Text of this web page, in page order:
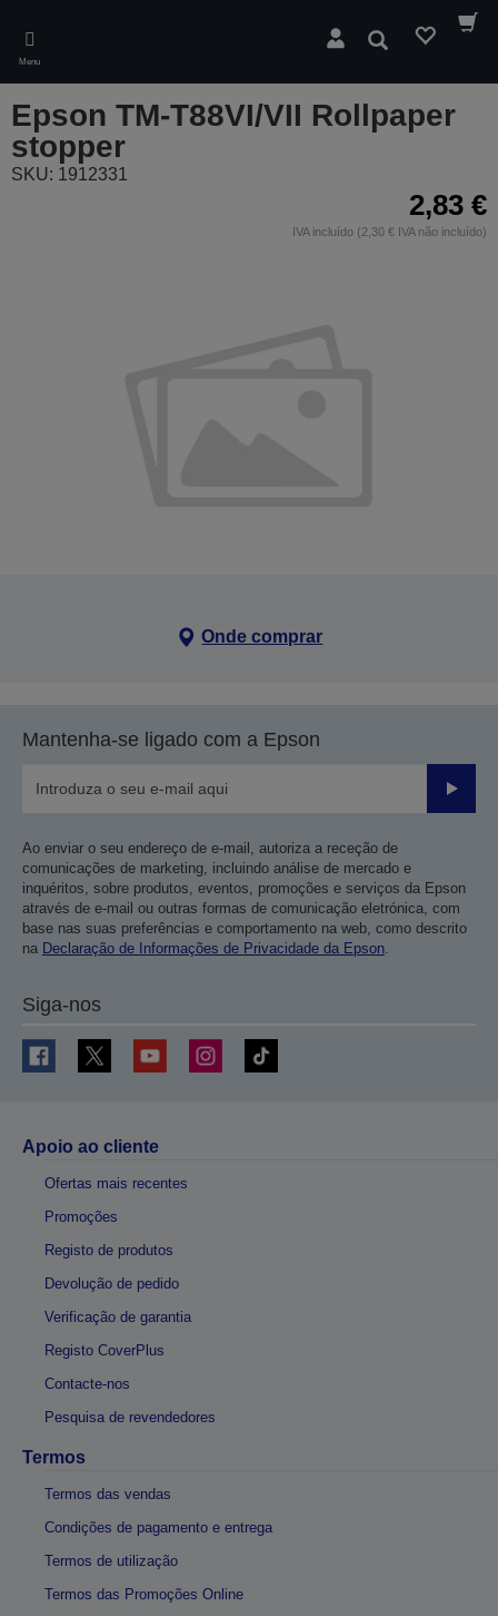
main
content
Menu
Pesquisar
Epson TM-T88VI/VII Rollpaper
stopper
SKU: 1912331
2,83 €
IVA incluído (2,30 € IVA não incluído)
Onde comprar
Mantenha-se ligado com a Epson
Enviar
Ao enviar o seu endereço de e-mail, autoriza a receção de
comunicações de marketing, incluindo análise de mercado e
inquéritos, sobre produtos, eventos, promoções e serviços da Epson
através de e-mail ou outras formas de comunicação eletrónica, com
base nas suas preferências e comportamento na web, como descrito
na Declaração de Informações de Privacidade da Epson
Siga-nos
Apoio ao cliente
Ofertas mais recentes
Promoções
Registo de produtos
Devolução de pedido
Verificação de garantia
Registo CoverPlus
Contacte-nos
Pesquisa de revendedores
Termos
Termos das vendas
Condições de pagamento e entrega
Termos de utilização
Termos das Promoções Online